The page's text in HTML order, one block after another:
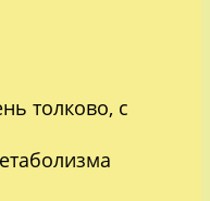
толково, с